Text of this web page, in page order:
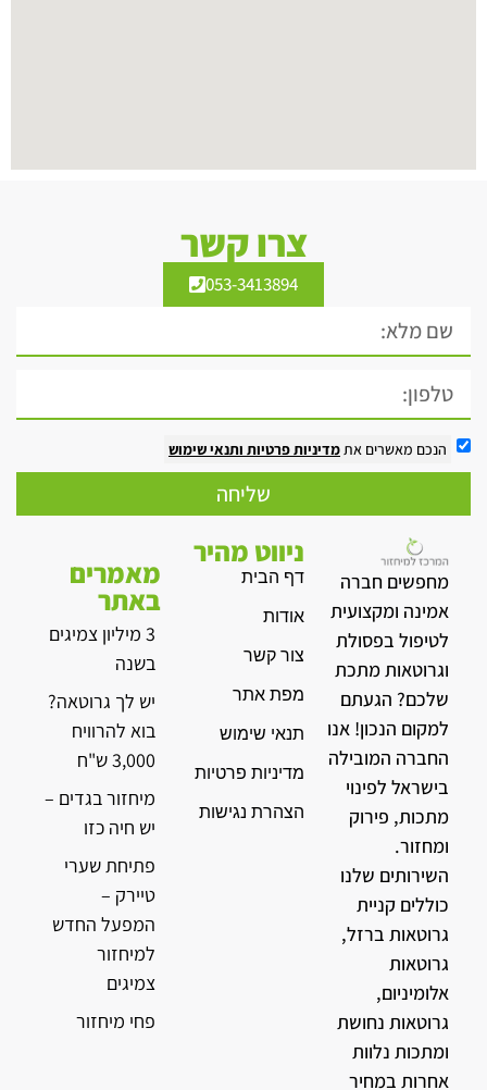
צרו קשר
053-3413894
הנכם מאשרים אתמדיניות פרטיות ותנאי שימוש
שליחה
מחפשים חברה
אמינה ומקצועית
לטיפול בפסולת
וגרוטאות מתכת
שלכם? הגעתם
למקום הנכון! אנו
החברה המובילה
בישראל לפינוי
מתכות, פירוק
ומחזור.
השירותים שלנו
כוללים קניית
גרוטאות ברזל,
גרוטאות
אלומיניום,
גרוטאות נחושת
ומתכות נלוות
אחרות במחיר
ניווט מהיר
דף הבית
אודות
צור קשר
מפת אתר
תנאי שימוש
מדיניות פרטיות
הצהרת נגישות
מאמרים
באתר
3 מיליון צמיגים
בשנה
יש לך גרוטאה?
בוא להרוויח
3,000 ש"ח
מיחזור בגדים –
יש חיה כזו
פתיחת שערי
טיירק –
המפעל החדש
למיחזור
צמיגים
פחי מיחזור